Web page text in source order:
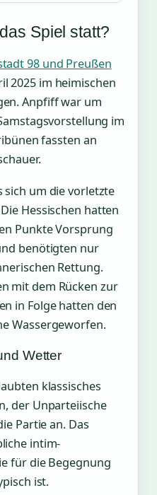
Spiel statt?
98 und Preußen
2025 im heimischen
Anpfiff war um
im
fassten an
sich um die vorletzte
Hessischen hatten
Punkte Vorsprung
benötigten nur
Rettung.
mit dem Rücken zur
in Folge hatten den
Wassergeworfen.
Wetter
klassisches
der Unparteiische
Partie an. Das
intim-
für die Begegnung
ist.